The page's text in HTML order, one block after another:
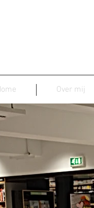
Over mij